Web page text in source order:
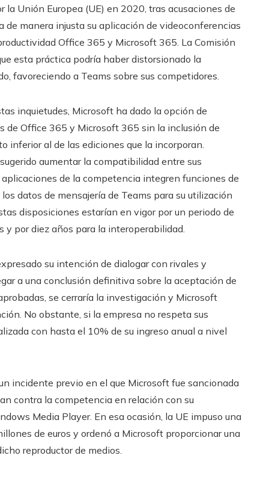
Unión Europea (UE) en 2020, tras acusaciones de
de manera injusta su aplicación de videoconferencias
Office 365 y Microsoft 365. La Comisión
esta práctica podría haber distorsionado la
favoreciendo a Teams sobre sus competidores.
inquietudes, Microsoft ha dado la opción de
de Office 365 y Microsoft 365 sin la inclusión de
inferior al de las ediciones que la incorporan.
aumentar la compatibilidad entre sus
de la competencia integren funciones de
datos de mensajería de Teams para su utilización
disposiciones estarían en vigor por un periodo de
y por diez años para la interoperabilidad.
su intención de dialogar con rivales y
a una conclusión definitiva sobre la aceptación de
se cerraría la investigación y Microsoft
No obstante, si la empresa no respeta sus
con hasta el 10% de su ingreso anual a nivel
incidente previo en el que Microsoft fue sancionada
contra la competencia en relación con su
Media Player. En esa ocasión, la UE impuso una
de euros y ordenó a Microsoft proporcionar una
reproductor de medios.